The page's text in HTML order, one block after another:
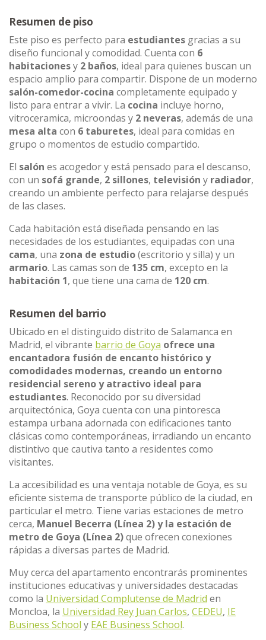
Resumen de piso
Este piso es perfecto para estudiantes gracias a su
diseño funcional y comodidad. Cuenta con 6
habitacionesy 2 baños, ideal para quienes buscan un
espacio amplio para compartir. Dispone de un moderno
salón-comedor-cocina completamente equipado y
listo para entrar a vivir. La cocina incluye horno,
vitroceramica, microondas y 2 neveras, además de una
mesa alta con 6 taburetes, ideal para comidas en
grupo o momentos de estudio compartido.
El salón es acogedor y está pensado para el descanso,
con un sofá grande, 2 sillones, televisión y radiador,
creando un ambiente perfecto para relajarse después
de las clases.
Cada habitación está diseñada pensando en las
necesidades de los estudiantes, equipadas con una
cama, una zona de estudio(escritorio y silla) y un
armario. Las camas son de 135 cm, excepto en la
habitación 1, que tiene una cama de 120 cm.
Resumen del barrio
Ubicado en el distinguido distrito de Salamanca en
Madrid, el vibrante barrio de Goya ofrece una
encantadora fusión de encanto histórico y
comodidades modernas, creando un entorno
residencial sereno y atractivo ideal para
estudiantes. Reconocido por su diversidad
arquitectónica, Goya cuenta con una pintoresca
estampa urbana adornada con edificaciones tanto
clásicas como contemporáneas, irradiando un encanto
distintivo que cautiva tanto a residentes como
visitantes.
La accesibilidad es una ventaja notable de Goya, es su
eficiente sistema de transporte público de la ciudad, en
particular el metro. Tiene varias estaciones de metro
cerca, Manuel Becerra (Línea 2) y la estación de
metro de Goya (Línea 2)que ofrecen conexiones
rápidas a diversas partes de Madrid.
Muy cerca del apartamento encontrarás prominentes
instituciones educativas y universidades destacadas
como la Universidad Complutense de Madrid en
Moncloa, la Universidad Rey Juan Carlos, CEDEU, IE
Business School y EAE Business School.